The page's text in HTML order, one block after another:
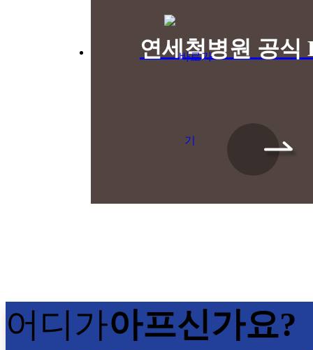
연세척병원 공식
어디가아프신가요?